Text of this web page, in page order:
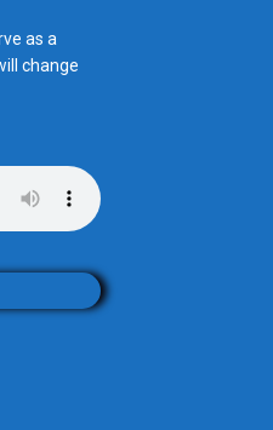
as a
change